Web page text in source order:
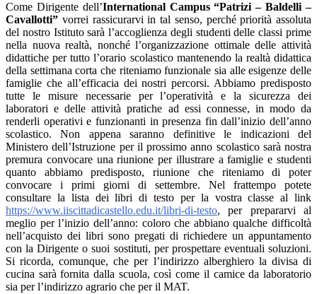
Come Dirigente dell’International Campus “Patrizi – Baldelli –
Cavallotti” vorrei rassicurarvi in tal senso, perché priorità assoluta
del nostro Istituto sarà l’accoglienza degli studenti delle classi prime
nella nuova realtà, nonché l’organizzazione ottimale delle attività
didattiche per tutto l’orario scolastico mantenendo la realtà didattica
della settimana corta che riteniamo funzionale sia alle esigenze delle
famiglie che all’efficacia dei nostri percorsi. Abbiamo predisposto
tutte le misure necessarie per l’operatività e la sicurezza dei
laboratori e delle attività pratiche ad essi connesse, in modo da
renderli operativi e funzionanti in presenza fin dall’inizio dell’anno
scolastico. Non appena saranno definitive le indicazioni del
Ministero dell’Istruzione per il prossimo anno scolastico sarà nostra
premura convocare una riunione per illustrare a famiglie e studenti
quanto abbiamo predisposto, riunione che riteniamo di poter
convocare i primi giorni di settembre. Nel frattempo potete
consultare la lista dei libri di testo per la vostra classe al link
https://www.iiscittadicastello.edu.it/libri-di-testo, per prepararvi al
meglio per l’inizio dell’anno: coloro che abbiano qualche difficoltà
nell’acquisto dei libri sono pregati di richiedere un appuntamento
con la Dirigente o suoi sostituti, per prospettare eventuali soluzioni.
Si ricorda, comunque, che per l’indirizzo alberghiero la divisa di
cucina sarà fornita dalla scuola, così come il camice da laboratorio
sia per l’indirizzo agrario che per il MAT.